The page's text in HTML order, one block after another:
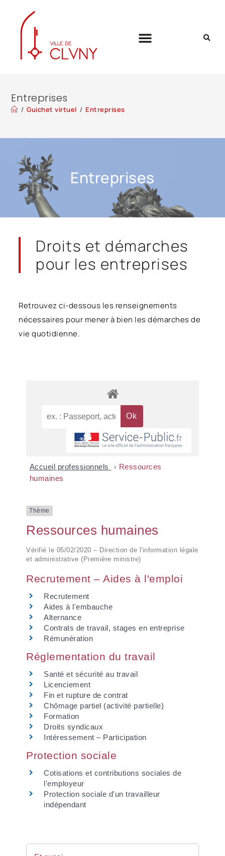
Entreprises
/ Guichet virtuel / Entreprises
Entreprises
Droits et démarches
pour les entreprises
Retrouvez ci-dessous les renseignements
nécessaires pour mener à bien les démarches de
vie quotidienne.
Accueil professionnels > Ressources
humaines
Thème
Ressources humaines
Vérifié le 05/02/2020 – Direction de l'information légale
et administrative (Première ministre)
Recrutement – Aides à l'emploi
Recrutement
Aides à l'embauche
Alternance
Contrats de travail, stages en entreprise
Rémunération
Réglementation du travail
Santé et sécurité au travail
Licenciement
Fin et rupture de contrat
Chômage partiel (activité partielle)
Formation
Droits syndicaux
Intéressement – Participation
Protection sociale
Cotisations et contributions sociales de
l'employeur
Protection sociale d'un travailleur
indépendant